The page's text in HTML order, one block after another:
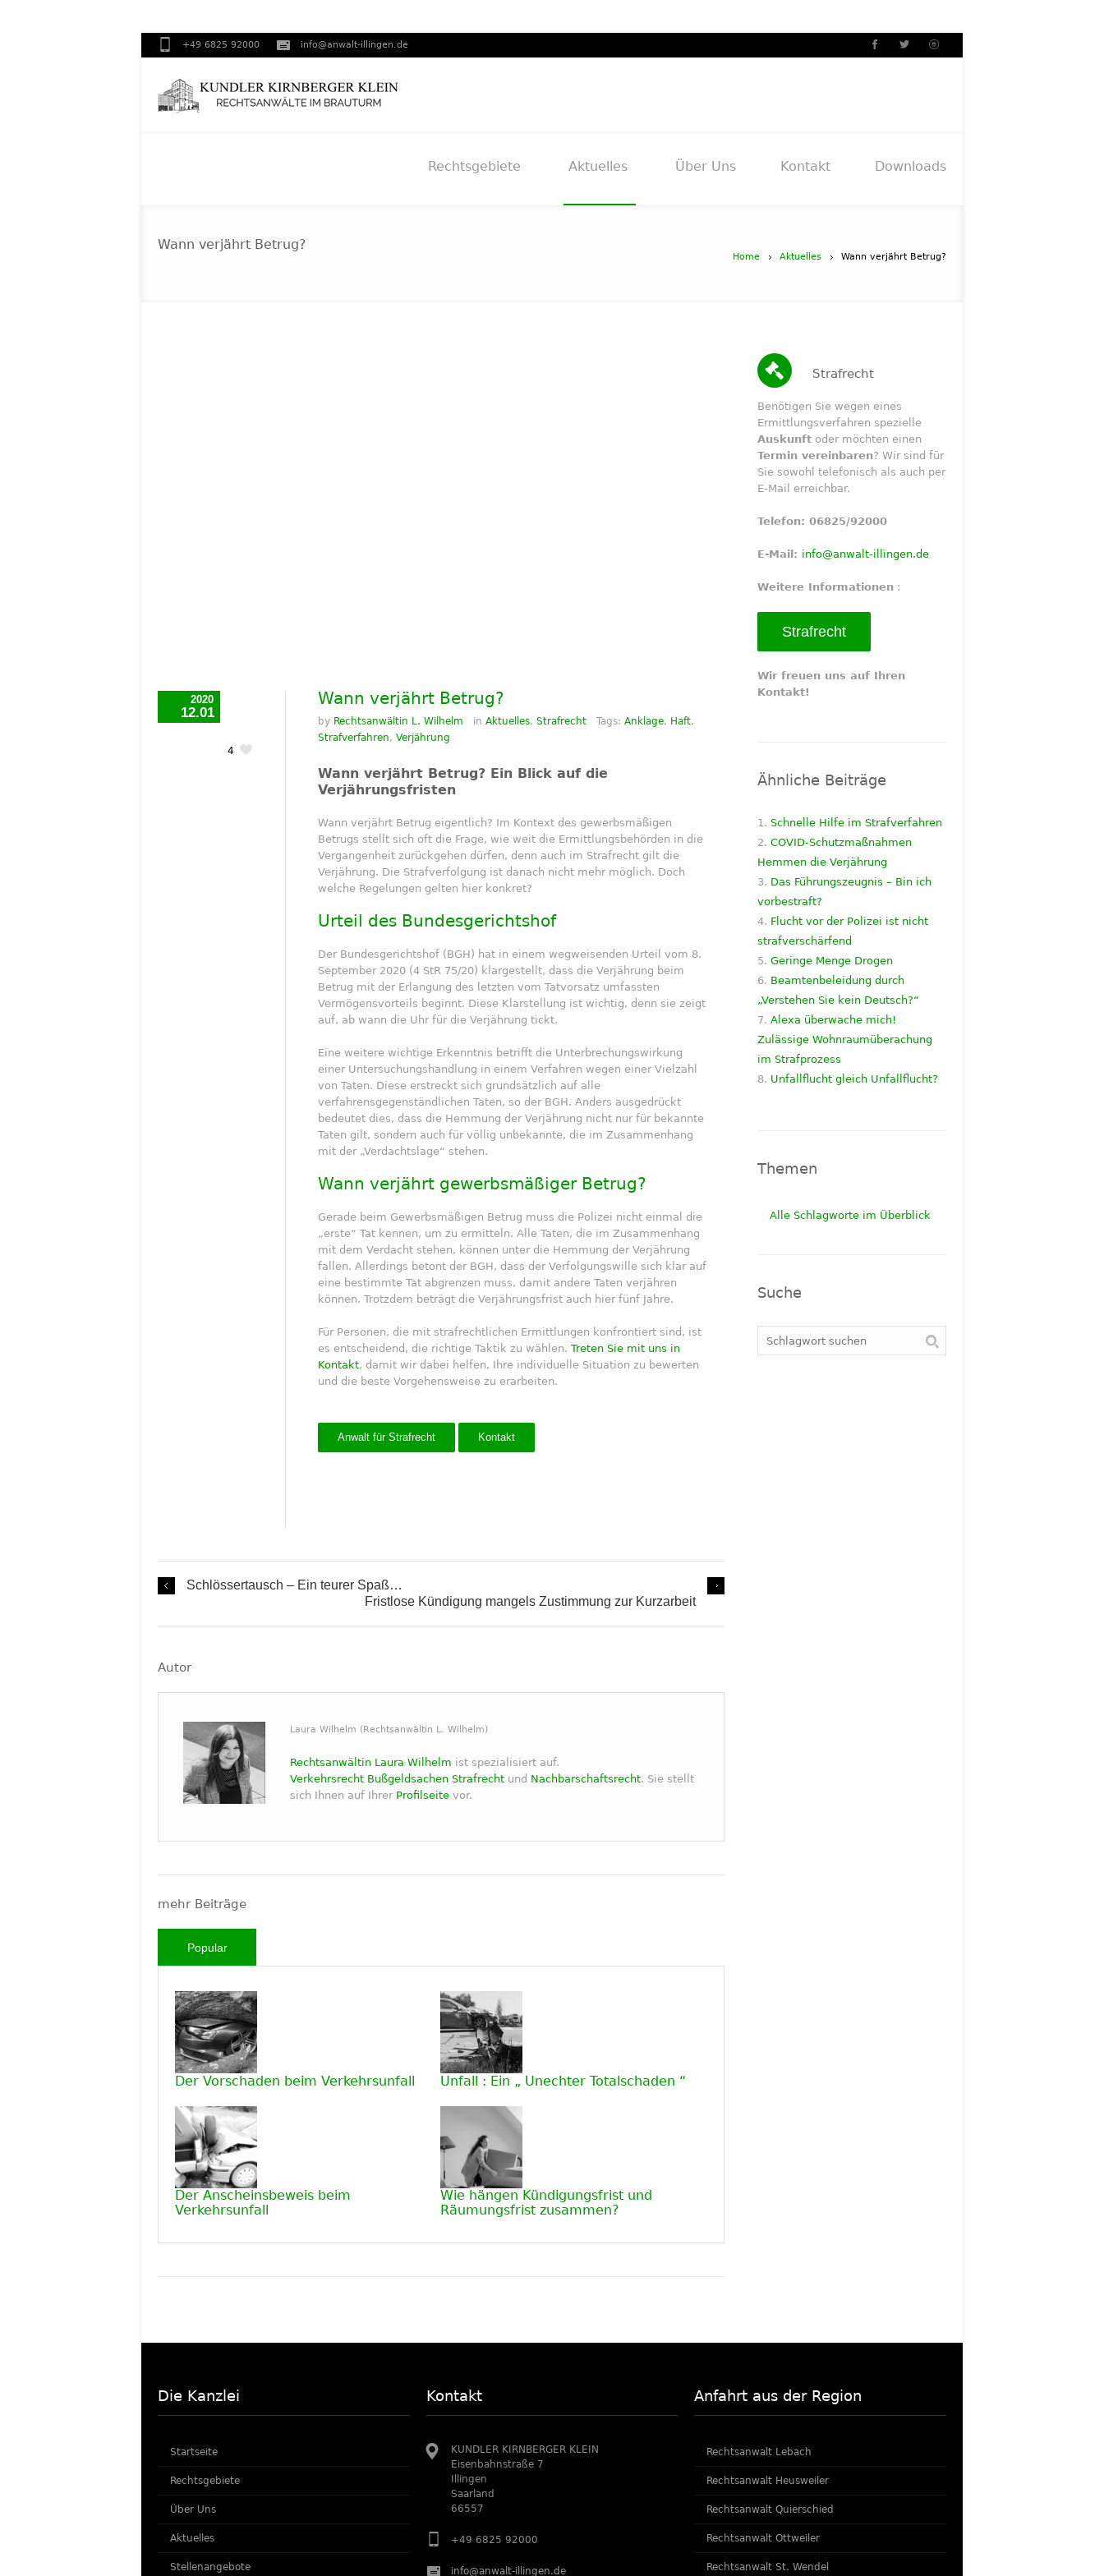
+49 6825 92000 info@anwalt-illingen.de
Rechtsgebiete Aktuelles Über Uns Kontakt Downloads
Wann verjährt Betrug?
Home Aktuelles Wann verjährt Betrug?
2020
12.01
4
Wann verjährt Betrug?
by Rechtsanwältin L. Wilhelm in Aktuelles, Strafrecht Tags: Anklage, Haft,
Strafverfahren, Verjährung
Wann verjährt Betrug? Ein Blick auf die
Verjährungsfristen
Wann verjährt Betrug eigentlich? Im Kontext des gewerbsmäßigen
Betrugs stellt sich oft die Frage, wie weit die Ermittlungsbehörden in die
Vergangenheit zurückgehen dürfen, denn auch im Strafrecht gilt die
Verjährung. Die Strafverfolgung ist danach nicht mehr möglich. Doch
welche Regelungen gelten hier konkret?
Urteil des Bundesgerichtshof
Der Bundesgerichtshof (BGH) hat in einem wegweisenden Urteil vom 8.
September 2020 (4 StR 75/20) klargestellt, dass die Verjährung beim
Betrug mit der Erlangung des letzten vom Tatvorsatz umfassten
Vermögensvorteils beginnt. Diese Klarstellung ist wichtig, denn sie zeigt
auf, ab wann die Uhr für die Verjährung tickt.
Eine weitere wichtige Erkenntnis betrifft die Unterbrechungswirkung
einer Untersuchungshandlung in einem Verfahren wegen einer Vielzahl
von Taten. Diese erstreckt sich grundsätzlich auf alle
verfahrensgegenständlichen Taten, so der BGH. Anders ausgedrückt
bedeutet dies, dass die Hemmung der Verjährung nicht nur für bekannte
Taten gilt, sondern auch für völlig unbekannte, die im Zusammenhang
mit der „Verdachtslage“ stehen.
Wann verjährt gewerbsmäßiger Betrug?
Gerade beim Gewerbsmäßigen Betrug muss die Polizei nicht einmal die
„erste“ Tat kennen, um zu ermitteln. Alle Taten, die im Zusammenhang
mit dem Verdacht stehen, können unter die Hemmung der Verjährung
fallen. Allerdings betont der BGH, dass der Verfolgungswille sich klar auf
eine bestimmte Tat abgrenzen muss, damit andere Taten verjähren
können. Trotzdem beträgt die Verjährungsfrist auch hier fünf Jahre.
Für Personen, die mit strafrechtlichen Ermittlungen konfrontiert sind, ist
es entscheidend, die richtige Taktik zu wählen. Treten Sie mit uns in
Kontakt, damit wir dabei helfen, Ihre individuelle Situation zu bewerten
und die beste Vorgehensweise zu erarbeiten.
Anwalt für Strafrecht Kontakt
Schlössertausch – Ein teurer Spaß…
Fristlose Kündigung mangels Zustimmung zur Kurzarbeit
Autor
Laura Wilhelm (Rechtsanwältin L. Wilhelm)
Rechtsanwältin Laura Wilhelm ist spezialisiert auf.
Verkehrsrecht Bußgeldsachen Strafrecht und Nachbarschaftsrecht. Sie stellt
sich Ihnen auf Ihrer Profilseite vor.
mehr Beiträge
Popular
Der Vorschaden beim Verkehrsunfall Unfall : Ein „ Unechter Totalschaden “
Der Anscheinsbeweis beim
Verkehrsunfall
Wie hängen Kündigungsfrist und
Räumungsfrist zusammen?
Strafrecht
Benötigen Sie wegen eines
Ermittlungsverfahren spezielle
Auskunftoder möchten einen
Termin vereinbaren? Wir sind für
Sie sowohl telefonisch als auch per
E-Mail erreichbar.
Telefon: 06825/92000
E-Mail: info@anwalt-illingen.de
Weitere Informationen:
Strafrecht
Wir freuen uns auf Ihren
Kontakt!
Ähnliche Beiträge
Schnelle Hilfe im Strafverfahren
COVID-Schutzmaßnahmen
Hemmen die Verjährung
Das Führungszeugnis – Bin ich
vorbestraft?
Flucht vor der Polizei ist nicht
strafverschärfend
Geringe Menge Drogen
Beamtenbeleidung durch
„Verstehen Sie kein Deutsch?“
Alexa überwache mich!
Zulässige Wohnraumüberachung
im Strafprozess
Unfallflucht gleich Unfallflucht?
Themen
Alle Schlagworte im Überblick
Suche
Die Kanzlei
Startseite
Rechtsgebiete
Über Uns
Aktuelles
Stellenangebote
Kontakt
KUNDLER KIRNBERGER KLEIN
Eisenbahnstraße 7
Illingen
Saarland
66557
+49 6825 92000
info@anwalt-illingen.de
Anfahrt aus der Region
Rechtsanwalt Lebach
Rechtsanwalt Heusweiler
Rechtsanwalt Quierschied
Rechtsanwalt Ottweiler
Rechtsanwalt St. Wendel